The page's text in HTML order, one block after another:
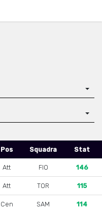
Pos Squadra Stat
Att FIO 146
Att TOR 115
Cen SAM 114